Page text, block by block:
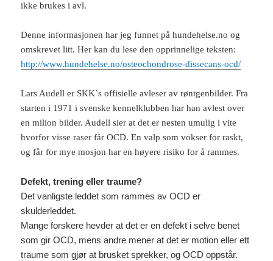
ikke brukes i avl.
Denne informasjonen har jeg funnet på hundehelse.no og
omskrevet litt. Her kan du lese den opprinnelige teksten:
http://www.hundehelse.no/osteochondrose-dissecans-ocd/
Lars Audell er SKK`s offisielle avleser av røntgenbilder. Fra
starten i 1971 i svenske kennelklubben har han avlest over
en milion bilder. Audell sier at det er nesten umulig i vite
hvorfor visse raser får OCD. En valp som vokser for raskt,
og får for mye mosjon har en høyere risiko for å rammes.
Defekt, trening eller traume?
Det vanligste leddet som rammes av OCD er
skulderleddet.
Mange forskere hevder at det er en defekt i selve benet
som gir OCD, mens andre mener at det er motion eller ett
traume som gjør at brusket sprekker, og OCD oppstår.